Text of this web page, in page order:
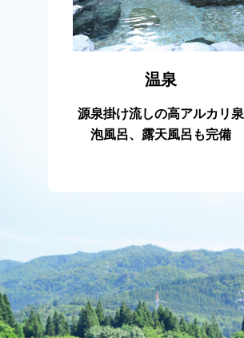
温泉
源泉掛け流しの高アルカリ泉
泡風呂、露天風呂も完備